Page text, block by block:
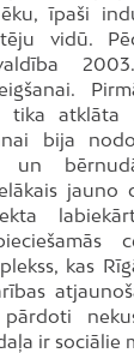
īpaši
vidū.
tika atklāta
bija
un
jauno
kas
ir sociālie